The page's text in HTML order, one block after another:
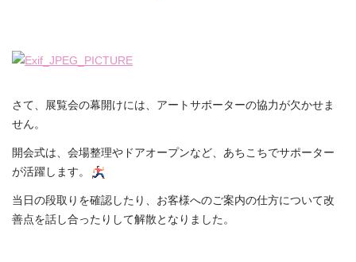
さて、展覧会の幕開けには、アートサポーターの協力が欠かせま
せん。
開会式は、会場整理やドアオープンなど、あちこちでサポーター
が活躍します。
当日の段取りを確認したり、お客様へのご案内の仕方について改
善点を話し合ったりして解散となりました。